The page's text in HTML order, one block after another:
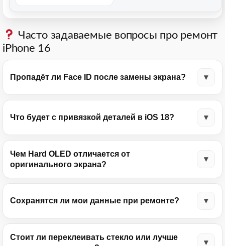
Часто задаваемые вопросы про ремонт
iPhone 16
Пропадёт ли Face ID после замены экрана?
Что будет с привязкой деталей в iOS 18?
Чем Hard OLED отличается от
оригинального экрана?
Сохранятся ли мои данные при ремонте?
Стоит ли переклеивать стекло или лучше